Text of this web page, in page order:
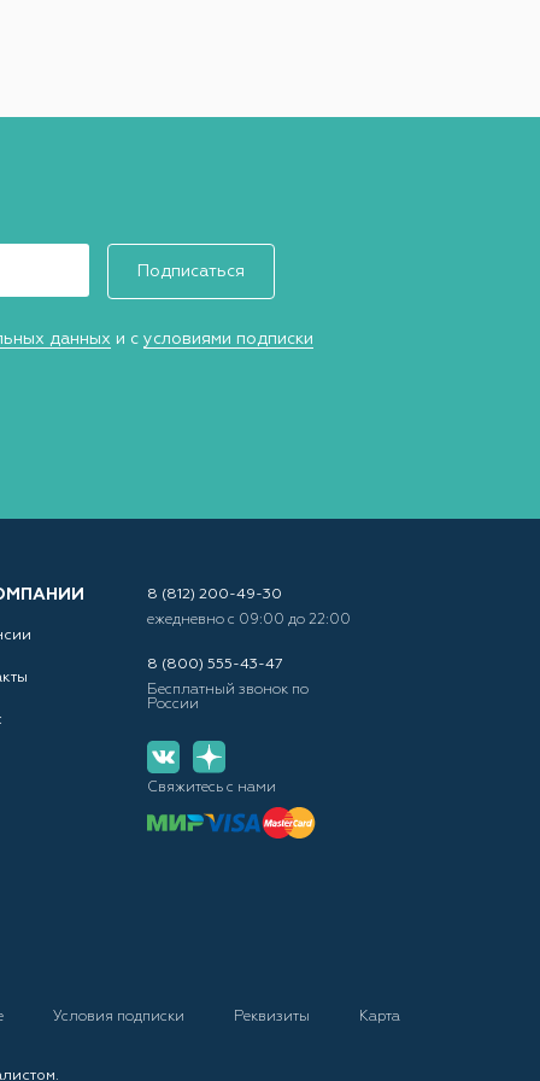
Подписаться
данных и с условиями подписки
8 (812) 200-49-30
ежедневно с 09:00 до 22:00
8 (800) 555-43-47
Бесплатный звонок по
России
Свяжитесь с нами
Условия подписки Реквизиты
Карта